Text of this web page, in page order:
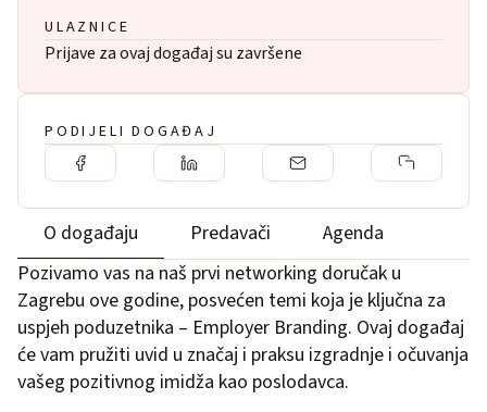
ULAZNICE
Prijave za ovaj događaj su završene
PODIJELI DOGAĐAJ
O događaju Predavači
Agenda
Pozivamo vas na naš prvi networking doručak u
Zagrebu ove godine, posvećen temi koja je ključna za
uspjeh poduzetnika – Employer Branding. Ovaj događaj
će vam pružiti uvid u značaj i praksu izgradnje i očuvanja
vašeg pozitivnog imidža kao poslodavca.